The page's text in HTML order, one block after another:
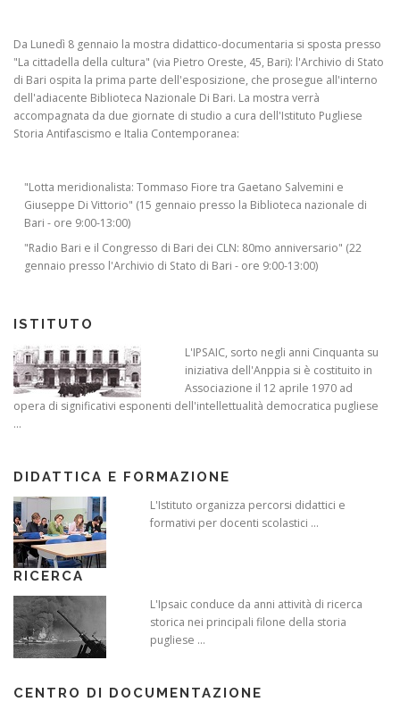
Da Lunedì 8 gennaio la mostra didattico-documentaria si sposta presso
"La cittadella della cultura" (via Pietro Oreste, 45, Bari): l'Archivio di Stato
di Bari ospita la prima parte dell'esposizione, che prosegue all'interno
dell'adiacente Biblioteca Nazionale Di Bari. La mostra verrà
accompagnata da due giornate di studio a cura dell'Istituto Pugliese
Storia Antifascismo e Italia Contemporanea:
"Lotta meridionalista: Tommaso Fiore tra Gaetano Salvemini e
Giuseppe Di Vittorio" (15 gennaio presso la Biblioteca nazionale di
Bari - ore 9:00-13:00)
"Radio Bari e il Congresso di Bari dei CLN: 80mo anniversario" (22
gennaio presso l'Archivio di Stato di Bari - ore 9:00-13:00)
ISTITUTO
L'IPSAIC, sorto negli anni Cinquanta su
iniziativa dell'Anppia si è costituito in
Associazione il 12 aprile 1970 ad
opera di significativi esponenti dell'intellettualità democratica pugliese
...
DIDATTICA E FORMAZIONE
L'Istituto organizza percorsi didattici e
formativi per docenti scolastici ...
RICERCA
L'Ipsaic conduce da anni attività di ricerca
storica nei principali filone della storia
pugliese ...
CENTRO DI DOCUMENTAZIONE